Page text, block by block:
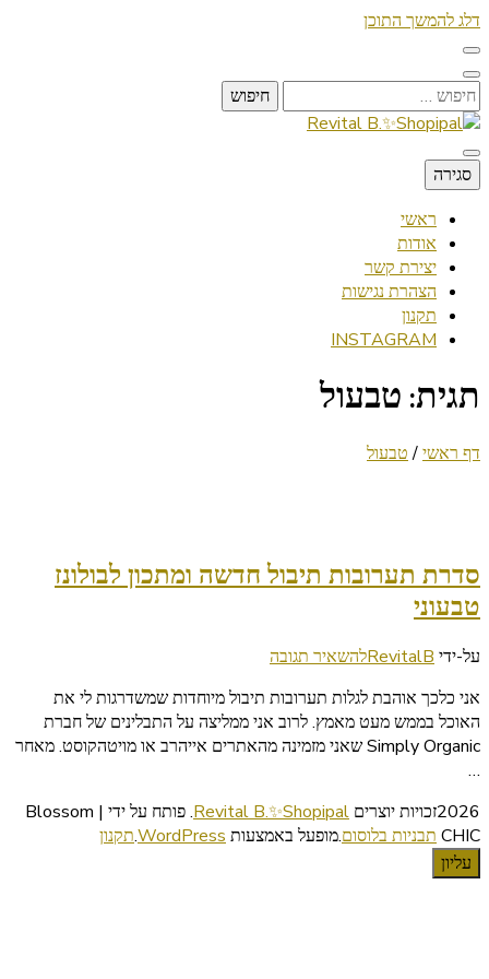
דלג להמשך התוכן
חיפוש:
Revital B.✨Shopipal
Lifestyle ✦ Beauty ✦ Vegan ✦ Travel
סגירה
ראשי
אודות
יצירת קשר
הצהרת נגישות
תקנון
INSTAGRAM
תגית: טבעול
דף ראשי/ טבעול
סדרת תערובות תיבול חדשה ומתכון לבולונז
טבעוני
על-ידי RevitalBלהשאיר תגובהבנושא
תערובות
תיבול
חדשה
לבולונז
טבעוני
אני כלכך אוהבת לגלות תערובות תיבול מיוחדות שמשדרגות לי את
האוכל בממש מעט מאמץ. לרוב אני ממליצה על התבלינים של חברת
Simply Organic שאני מזמינה מהאתרים אייהרב או מויטהקוסט. מאחר
…
2026זכויות יוצרים
Revital B.✨Shopipal
.
פותח על ידי | Blossom
CHIC תבניות בלוסום.מופעל באמצעות WordPress
.תקנון
עליון